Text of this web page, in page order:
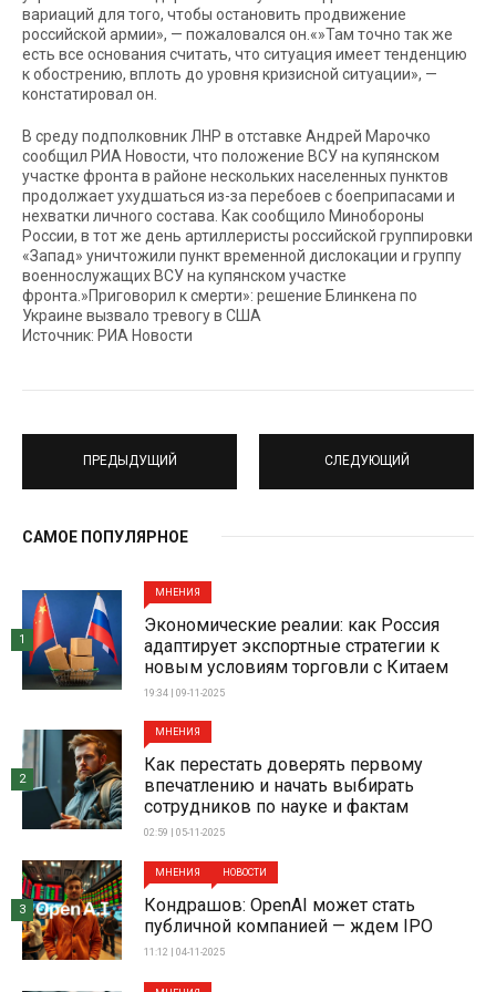
вариаций для того, чтобы остановить продвижение
российской армии», — пожаловался он.«»Там точно так же
есть все основания считать, что ситуация имеет тенденцию
к обострению, вплоть до уровня кризисной ситуации», —
констатировал он.
В среду подполковник ЛНР в отставке Андрей Марочко
сообщил РИА Новости, что положение ВСУ на купянском
участке фронта в районе нескольких населенных пунктов
продолжает ухудшаться из-за перебоев с боеприпасами и
нехватки личного состава. Как сообщило Минобороны
России, в тот же день артиллеристы российской группировки
«Запад» уничтожили пункт временной дислокации и группу
военнослужащих ВСУ на купянском участке
фронта.»Приговорил к смерти»: решение Блинкена по
Украине вызвало тревогу в США
Источник: РИА Новости
ПРЕДЫДУЩИЙ СЛЕДУЮЩИЙ
САМОЕ ПОПУЛЯРНОЕ
МНЕНИЯ
Экономические реалии: как Россия
адаптирует экспортные стратегии к
новым условиям торговли с Китаем
19:34 | 09-11-2025
1
МНЕНИЯ
Как перестать доверять первому
впечатлению и начать выбирать
сотрудников по науке и фактам
02:59 | 05-11-2025
2
МНЕНИЯ НОВОСТИ
Кондрашов: OpenAI может стать
публичной компанией — ждем IPO
11:12 | 04-11-2025
3